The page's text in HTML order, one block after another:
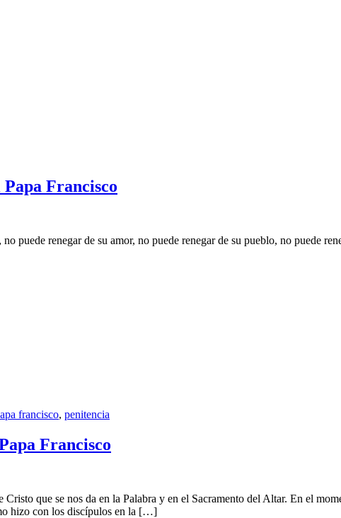
Francisco
puede renegar de su amor, no puede renegar de su pueblo, no puede
francisco, penitencia
Francisco
que se nos da en la Palabra y en el Sacramento del Altar. En el
hizo con los discípulos en la […]